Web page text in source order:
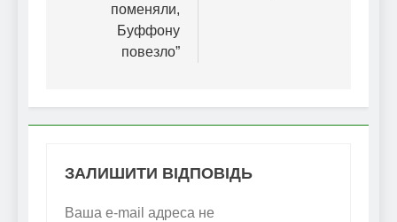
поменяли,
Буффону
повезло”
ЗАЛИШИТИ ВІДПОВІДЬ
Ваша e-mail адреса не